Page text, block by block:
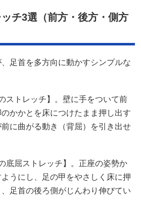
チ3選（前方・後方・側方
足首を多方向に動かすシンプルな
ストレッチ】。壁に手をついて前
かかとを床につけたまま押し出す
に曲がる動き（背屈）を引き出せ
底屈ストレッチ】。正座の姿勢か
うにし、足の甲をやさしく床に押
足首の後ろ側がじんわり伸びてい